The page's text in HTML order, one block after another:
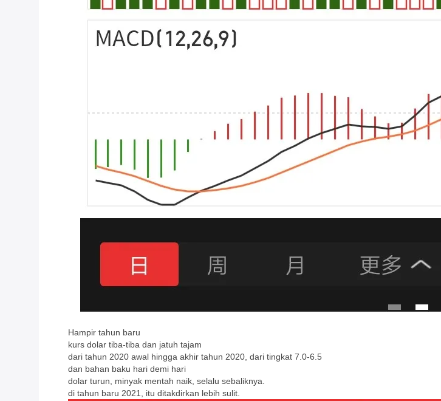
Hampir tahun baru
kurs dolar tiba-tiba dan jatuh tajam
dari tahun 2020 awal hingga akhir tahun 2020, dari tingkat 7.0-6.5
dan bahan baku hari demi hari
dolar turun, minyak mentah naik, selalu sebaliknya.
di tahun baru 2021, itu ditakdirkan lebih sulit.